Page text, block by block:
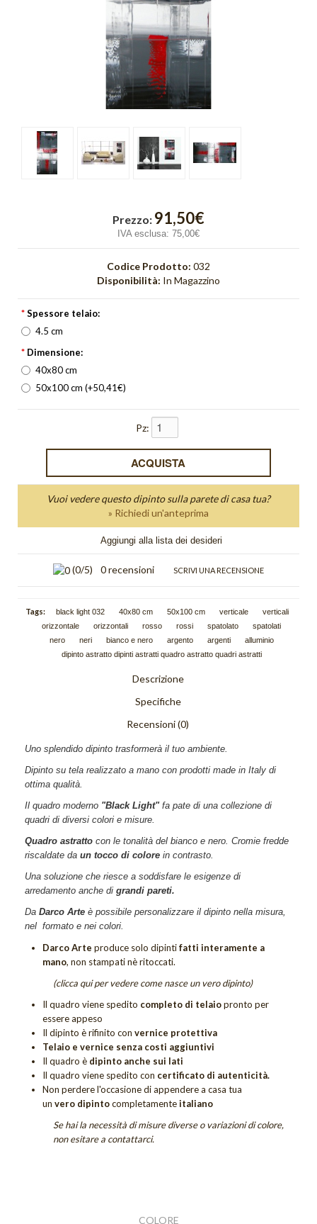
Graffiti
Incroci
Onde
Orizzonte
Orologi
Pieghe
Quadri Bagliore
Quadri Unici
Quadri Glamour
Quadri la Dormiente
Quadri Miscellanea
Quadri Sguardo
Quadri Sogno
Quadri Tramonti
Tutti i quadri figurativi
QUADRI UNICI
DIPINTI SACRI
DIPINTI DI FIORI
Quadri Calle
Quadri Tulipani
Prezzo: 91,50€
IVA esclusa: 75,00€
Codice Prodotto: 032
Disponibilità: In Magazzino
*Spessore telaio:
4.5 cm
* Dimensione:
40x80 cm
50x100 cm (+50,41€)
Pz:
Vuoi vedere questo dipinto sulla parete di casa tua?
» Richiedi un'anteprima
Aggiungi alla lista dei desideri
(0/5) 0 recensioni SCRIVI UNA RECENSIONE
Tags: black light 032 40x80 cm 50x100 cm verticale
verticali
orizzontale
orizzontali rosso rossi spatolato
spatolati
nero
neri bianco e nero argento argenti
alluminio
dipinto astratto dipinti astratti quadro astratto quadri astratti
Descrizione
Specifiche
Recensioni (0)
Uno splendido dipinto trasformerà il tuo ambiente.
Dipinto su tela realizzato a mano con prodotti made in Italy di
ottima qualità.
Il quadro moderno "Black Light" fa pate di una collezione di
quadri di diversi colori e misure.
Quadro astratto con le tonalità del bianco e nero. Cromie fredde
riscaldate da un tocco di colore in contrasto.
Una soluzione che riesce a soddisfare le esigenze di
arredamento anche di grandi pareti.
Da Darco Arte è possibile personalizzare il dipinto nella misura,
nel formato e nei colori.
Darco Arte produce solo dipintifatti interamente a
mano, non stampati nè ritoccati.
(clicca qui per vedere come nasce un vero dipinto)
Il quadro viene spedito completo di telaiopronto per
essere appeso
Il dipinto è rifinito con vernice protettiva
Telaio e vernice senza costi aggiuntivi
Il quadro è dipinto anche sui lati
Il quadro viene spedito con certificato di autenticità.
Non perderel'occasione di appendere a casa tua
un vero dipintocompletamenteitaliano
Se hai la necessità di misure diverse o variazioni di colore,
non esitare a contattarci.
COLORE